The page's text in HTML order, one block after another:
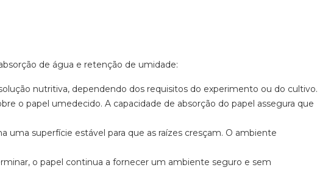
de água e retenção de umidade:
nutritiva, dependendo dos requisitos do experimento ou do cultivo.
o papel umedecido. A capacidade de absorção do papel assegura que
superfície estável para que as raízes cresçam. O ambiente
o papel continua a fornecer um ambiente seguro e sem